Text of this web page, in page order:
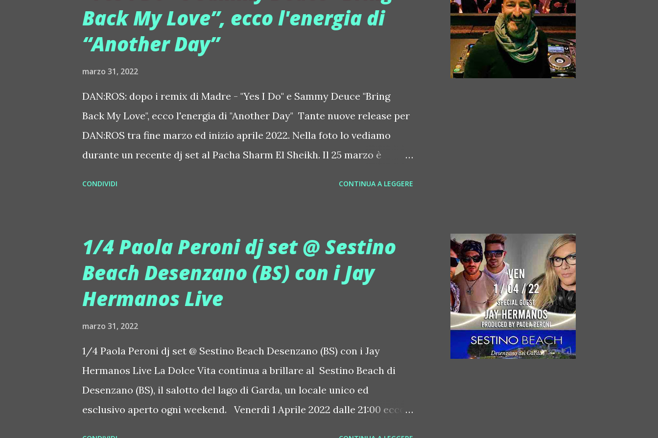
Pequod Acoustics sono al centro della scena anche a Dubai. Succede al
möto, un ritrovo multifunzionale dallo stile caldo e biker, sempre pieno
di musica e Jam session. möto è workshop, coffee shop, restaurant,
barbershop... L'installazione è a cura di Bruno Vitanza di Subsonic...
Back My Love”, ecco l'energia di
“Another Day”
marzo 31, 2022
DAN:ROS: dopo i remix di Madre - "Yes I Do" e Sammy Deuce "Bring
Back My Love", ecco l'energia di "Another Day" Tante nuove release per
DAN:ROS tra fine marzo ed inizio aprile 2022. Nella foto lo vediamo
durante un recente dj set al Pacha Sharm El Sheikh. Il 25 marzo è
questa volta per Sammy Deuce "Bring Back My Love" (Groovy Riddim
Records). Questa volta il ritmo è appena più soft e si sentono forti e
chiari fiati e atmosfera varamente retrò, insieme ad una melodia dal
(Cruise Music) che invece esce venerdì 1 aprile. Una voce maschile dà
energia e ritmo, così come il...
CONDIVIDI CONTINUA A LEGGERE
1/4 Paola Peroni dj set @ Sestino
Beach Desenzano (BS) con i Jay
Hermanos Live
marzo 31, 2022
1/4 Paola Peroni dj set @ Sestino Beach Desenzano (BS) con i Jay
Hermanos Live La Dolce Vita continua a brillare al Sestino Beach di
Desenzano (BS), il salotto del lago di Garda, un locale unico ed
esclusivo aperto ogni weekend. Venerdì 1 Aprile 2022 dalle 21:00 ecco